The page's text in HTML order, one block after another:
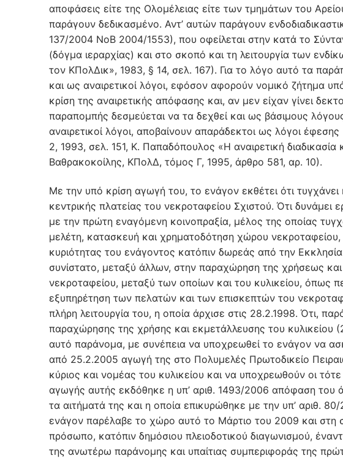
αποφάσεις είτε της Ολομέλειας είτε των τμημάτων του
παράγουν δεδικασμένο. Αντ’ αυτών παράγουν
137/2004 ΝοΒ 2004/1553), που οφείλεται στην κατά το
(δόγμα ιεραρχίας) και στο σκοπό και τη λειτουργία των
τον ΚΠολΔικ», 1983, § 14, σελ. 167). Για το λόγο αυτό τα
και ως αναιρετικοί λόγοι, εφόσον αφορούν νομικό ζήτημα
κρίση της αναιρετικής απόφασης και, αν μεν είχαν γίνει
παραπομπής δεσμεύεται να τα δεχθεί και ως βάσιμους
αναιρετικοί λόγοι, αποβαίνουν απαράδεκτοι ως λόγοι
2, 1993, σελ. 151, Κ. Παπαδόπουλος «Η αναιρετική
Βαθρακοκοίλης, ΚΠολΔ, τόμος Γ, 1995, άρθρο 581, αρ. 10).
Με την υπό κρίση αγωγή του, το ενάγον εκθέτει ότι
κεντρικής πλατείας του νεκροταφείου Σχιστού. Ότι
με την πρώτη εναγόμενη κοινοπραξία, μέλος της οποίας
μελέτη, κατασκευή και χρηματοδότηση χώρου
κυριότητας του ενάγοντος κατόπιν δωρεάς από την
συνίστατο, μεταξύ άλλων, στην παραχώρηση της χρήσεως
νεκροταφείου, μεταξύ των οποίων και του κυλικείου, όπως
εξυπηρέτηση των πελατών και των επισκεπτών του
πλήρη λειτουργία του, η οποία άρχισε στις 28.2.1998. Ότι,
παραχώρησης της χρήσης και εκμετάλλευσης του
αυτό παράνομα, με συνέπεια να υποχρεωθεί το ενάγον να
από 25.2.2005 αγωγή της στο Πολυμελές Πρωτοδικείο
κύριος και νομέας του κυλικείου και να υποχρεωθούν οι
αγωγής αυτής εκδόθηκε η υπ’ αριθ. 1493/2006 απόφαση του
τα αιτήματά της και η οποία επικυρώθηκε με την υπ’ αριθ.
ενάγον παρέλαβε το χώρο αυτό το Μάρτιο του 2009 και στη
πρόσωπο, κατόπιν δημόσιου πλειοδοτικού διαγωνισμού,
της ανωτέρω παράνομης και υπαίτιας συμπεριφοράς της